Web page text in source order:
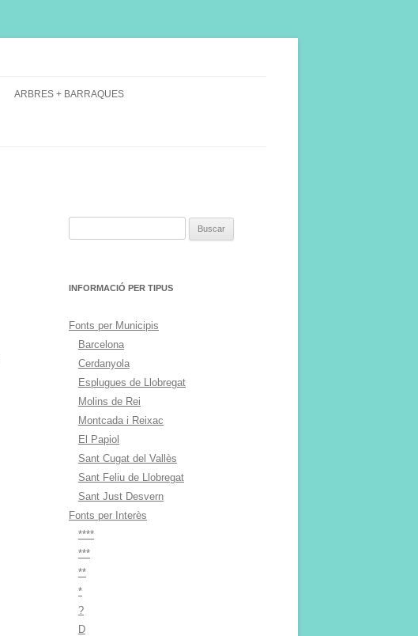
ARBRES + BARRAQUES
INFORMACIÓ PER TIPUS
Fonts per Municipis
Barcelona
Cerdanyola
Esplugues de Llobregat
Molins de Rei
Montcada i Reixac
El Papiol
Sant Cugat del Vallès
Sant Feliu de Llobregat
Sant Just Desvern
Fonts per Interès
****
***
**
*
?
D